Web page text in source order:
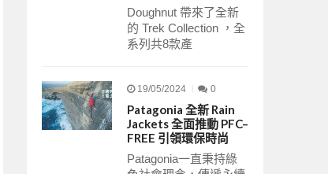
Doughnut 帶來了全新
的 Trek Collection ，全
系列共8款產
19/05/2024 0
Patagonia 全新 Rain
Jackets 全面推動 PFC–
FREE 引領環保時尚
Patagonia一直秉持綠